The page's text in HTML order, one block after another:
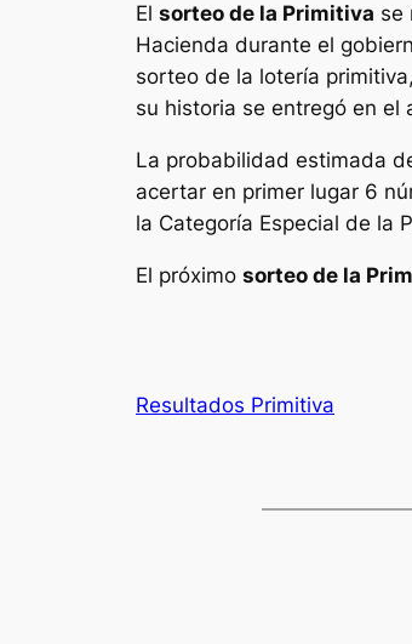
El sorteo de la Primitiva se
Hacienda durante el
sorteo de la lotería
su historia se entregó en el
La probabilidad estimada
acertar en primer lugar 6
la Categoría Especial de la
El próximo sorteo de la
Resultados Primitiva